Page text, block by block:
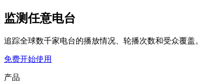
监测任意电台
追踪全球数千家电台的播放情况、轮播次数和受众覆盖。
免费开始使用
产品